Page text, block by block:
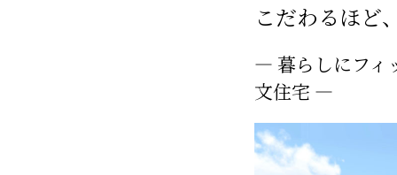
こだわるほど
― 暮らしにフィ
文住宅 ―